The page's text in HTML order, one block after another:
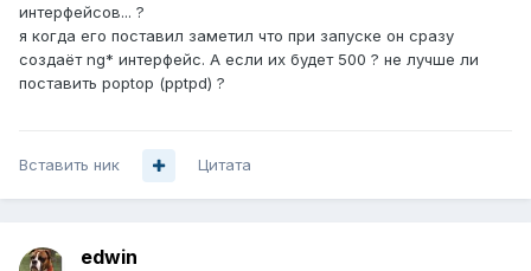
интерфейсов... ?
я когда его поставил заметил что при запуске он сразу
создаёт ng* интерфейс. А если их будет 500 ? не лучше ли
поставить poptop (pptpd) ?
Вставить ник Цитата
edwin